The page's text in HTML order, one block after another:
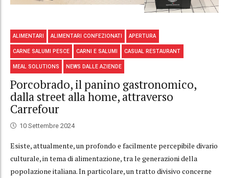
ALIMENTARI ALIMENTARI CONFEZIONATI APERTURA
CARNE SALUMI PESCE CARNI E SALUMI CASUAL RESTAURANT
MEAL SOLUTIONS NEWS DALLE AZIENDE
Porcobrado, il panino gastronomico,
dalla street alla home, attraverso
Carrefour
10 Settembre 2024
Esiste, attualmente, un profondo e facilmente percepibile divario
culturale, in tema di alimentazione, tra le generazioni della
popolazione italiana. In particolare, un tratto divisivo concerne